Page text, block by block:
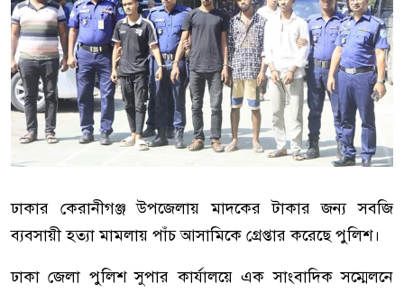
ঢাকার কেরানীগঞ্জ উপজেলায় মাদকের টাকার জন্য সবজি
ব্যবসায়ী হত্যা মামলায় পাঁচ আসামিকে গ্রেপ্তার করেছে পুলিশ।
ঢাকা জেলা পুলিশ সুপার কার্যালয়ে এক সাংবাদিক সম্মেলনে